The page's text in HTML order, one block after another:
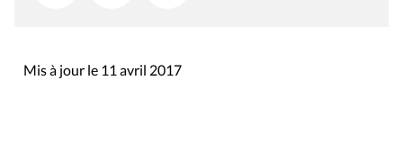
Mis à jour le 11 avril 2017